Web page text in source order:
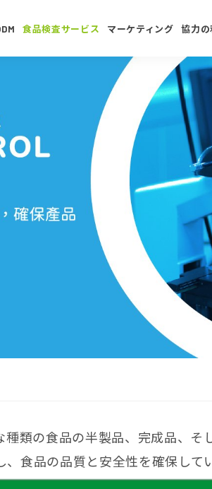
食品検査サービス マーケティング 協力の
類の食品の半製品、完成品、
、食品の品質と安全性を確保して